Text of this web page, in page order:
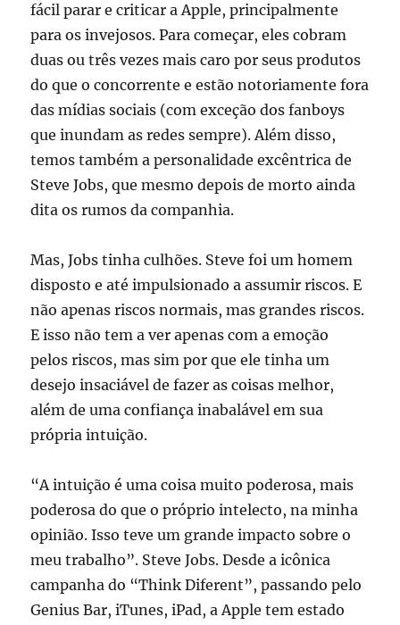
fácil parar e criticar a Apple, principalmente
para os invejosos. Para começar, eles cobram
duas ou três vezes mais caro por seus produtos
do que o concorrente e estão notoriamente fora
das mídias sociais (com exceção dos fanboys
que inundam as redes sempre). Além disso,
temos também a personalidade excêntrica de
Steve Jobs, que mesmo depois de morto ainda
dita os rumos da companhia.
Mas, Jobs tinha culhões. Steve foi um homem
disposto e até impulsionado a assumir riscos. E
não apenas riscos normais, mas grandes riscos.
E isso não tem a ver apenas com a emoção
pelos riscos, mas sim por que ele tinha um
desejo insaciável de fazer as coisas melhor,
além de uma confiança inabalável em sua
própria intuição.
“A intuição é uma coisa muito poderosa, mais
poderosa do que o próprio intelecto, na minha
opinião. Isso teve um grande impacto sobre o
meu trabalho”. Steve Jobs. Desde a icônica
campanha do “Think Diferent”, passando pelo
Genius Bar, iTunes, iPad, a Apple tem estado